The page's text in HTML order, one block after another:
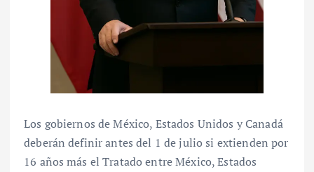
Los gobiernos de México, Estados Unidos y Canadá
deberán definir antes del 1 de julio si extienden por
16 años más el Tratado entre México, Estados